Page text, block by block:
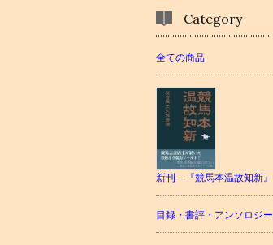
Category
全ての商品
新刊－『競馬本温故知新』
目録・書評・アンソロジー